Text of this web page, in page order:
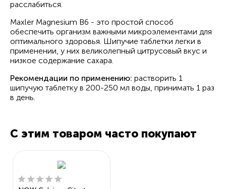
расслабиться.
Maxler Magnesium B6 - это простой способ
обеспечить организм важными микроэлементами для
оптимального здоровья. Шипучие таблетки легки в
применении, у них великолепный цитрусовый вкус и
низкое содержание сахара.
Рекомендации по применению: растворить 1
шипучую таблетку в 200-250 мл воды, принимать 1 раз
в день.
С этим товаром часто покупают